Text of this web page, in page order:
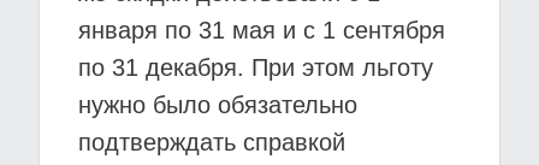
января по 31 мая и с 1 сентября
по 31 декабря. При этом льготу
нужно было обязательно
подтверждать справкой